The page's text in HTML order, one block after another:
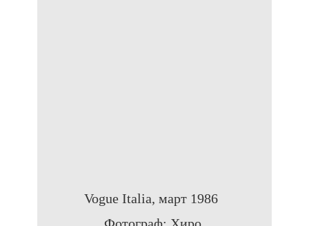
Vogue Italia, март 1986